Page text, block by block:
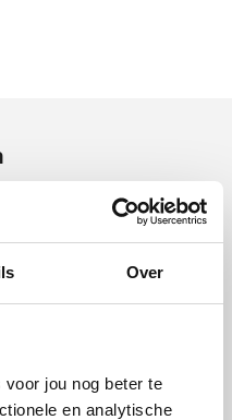
Over
jou nog beter te
en analytische
boven
met rozet
greep |